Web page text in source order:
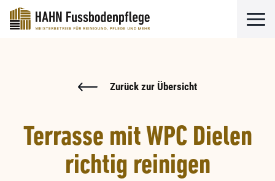
Zurück zur Übersicht
Terrasse mit WPC Dielen
richtig reinigen